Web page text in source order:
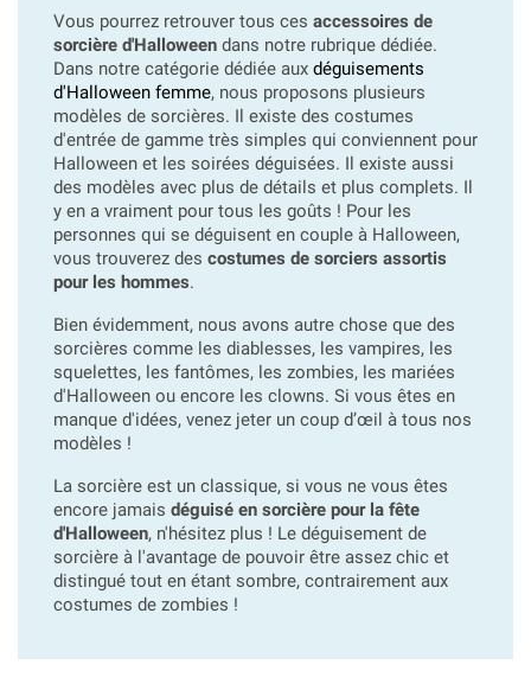
Vous pourrez retrouver tous ces accessoires de
sorcière d'Halloween dans notre rubrique dédiée.
Dans notre catégorie dédiée aux déguisements
d'Halloween femme, nous proposons plusieurs
modèles de sorcières. Il existe des costumes
d'entrée de gamme très simples qui conviennent pour
Halloween et les soirées déguisées. Il existe aussi
des modèles avec plus de détails et plus complets. Il
y en a vraiment pour tous les goûts ! Pour les
personnes qui se déguisent en couple à Halloween,
vous trouverez des costumes de sorciers assortis
pour les hommes.
Bien évidemment, nous avons autre chose que des
sorcières comme les diablesses, les vampires, les
squelettes, les fantômes, les zombies, les mariées
d'Halloween ou encore les clowns. Si vous êtes en
manque d'idées, venez jeter un coup d’œil à tous nos
modèles !
La sorcière est un classique, si vous ne vous êtes
encore jamais déguisé en sorcière pour la fête
d'Halloween, n'hésitez plus ! Le déguisement de
sorcière à l'avantage de pouvoir être assez chic et
distingué tout en étant sombre, contrairement aux
costumes de zombies !